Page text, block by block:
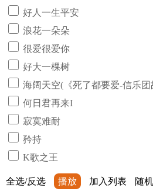
好人一生平安
浪花一朵朵
很爱很爱你
好大一棵树
海阔天空(《死了都要爱-信乐
何日君再来I
寂寞难耐
矜持
K歌之王
全选/反选 播放 加入列表 随